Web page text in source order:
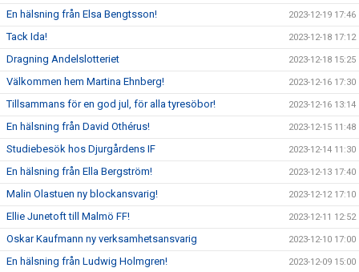
En hälsning från Elsa Bengtsson! 2023-12-19 17:46
Tack Ida! 2023-12-18 17:12
Dragning Andelslotteriet 2023-12-18 15:25
Välkommen hem Martina Ehnberg! 2023-12-16 17:30
Tillsammans för en god jul, för alla tyresöbor! 2023-12-16 13:14
En hälsning från David Othérus! 2023-12-15 11:48
Studiebesök hos Djurgårdens IF 2023-12-14 11:30
En hälsning från Ella Bergström! 2023-12-13 17:40
Malin Olastuen ny blockansvarig! 2023-12-12 17:10
Ellie Junetoft till Malmö FF! 2023-12-11 12:52
Oskar Kaufmann ny verksamhetsansvarig 2023-12-10 17:00
En hälsning från Ludwig Holmgren! 2023-12-09 15:00